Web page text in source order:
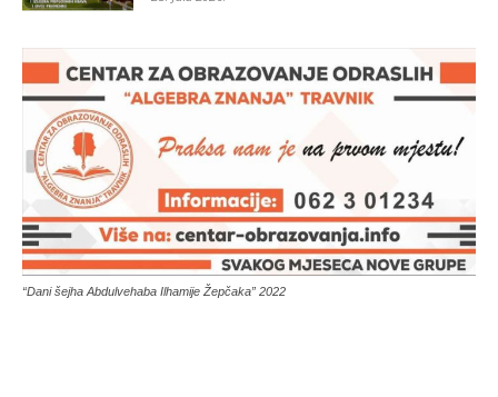
“Dani šejha Abdulvehaba Ilhamije Žepčaka” 2022